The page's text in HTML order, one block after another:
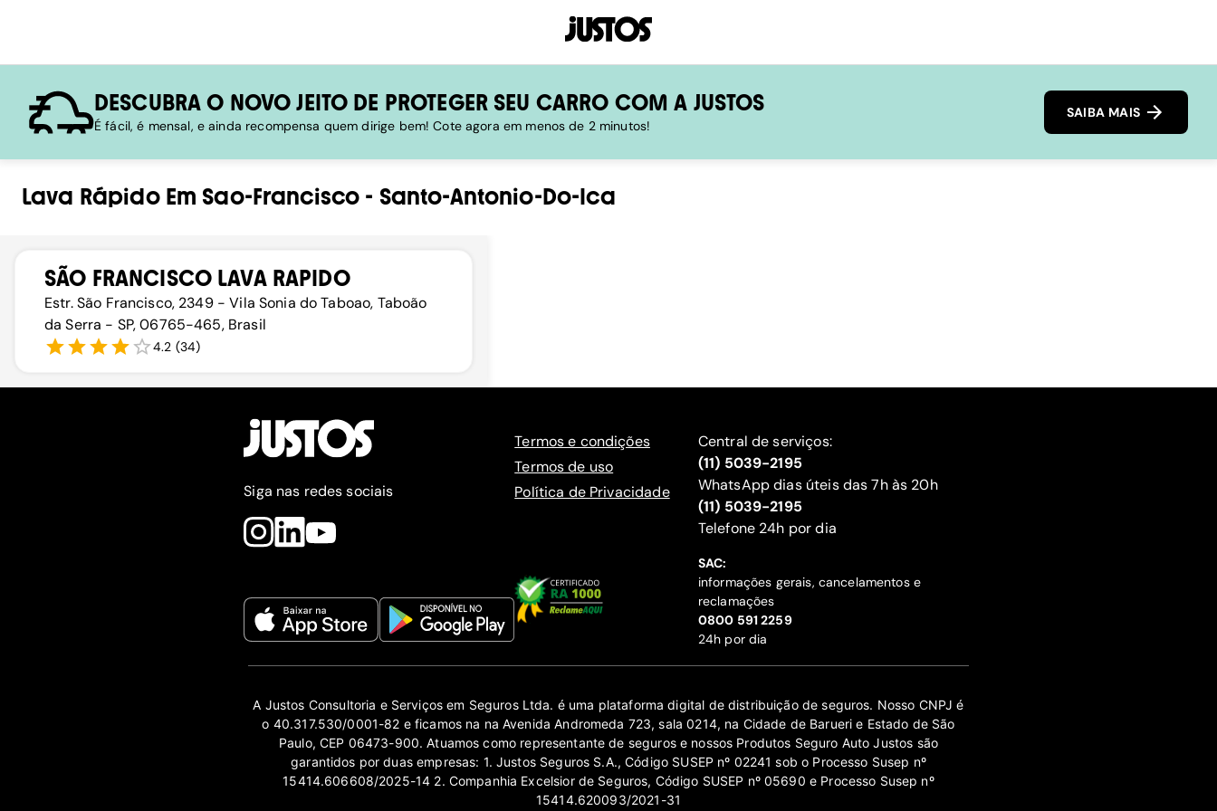
DESCUBRA O NOVO JEITO DE PROTEGER SEU CARRO COM A JUSTOS
É fácil, é mensal, e ainda recompensa quem dirige bem! Cote agora em menos de 2 minutos!
SAIBA MAIS
Lava RápidoEm Sao-Francisco - Santo-Antonio-Do-Ica
SÃO FRANCISCO LAVA RAPIDO
Estr. São Francisco, 2349 - Vila Sonia do Taboao, Taboão
da Serra - SP, 06765-465, Brasil
4.2 (34)
Siga nas redes sociais
Termos e condições
Termos de uso
Política de Privacidade
Central de serviços:
(11) 5039-2195
WhatsApp dias úteis das 7h às 20h
(11) 5039-2195
‍Telefone 24h por dia
SAC:
informações gerais, cancelamentos e
reclamações
‍0800 591 2259
24h por dia
A Justos Consultoria e Serviços em Seguros Ltda. é uma plataforma digital de distribuição de seguros. Nosso CNPJ é
o 40.317.530/0001-82 e ficamos na na Avenida Andromeda 723, sala 0214, na Cidade de Barueri e Estado de São
Paulo, CEP 06473-900. Atuamos como representante de seguros e nossos Produtos Seguro Auto Justos são
garantidos por duas empresas: 1. Justos Seguros S.A., Código SUSEP nº 02241 sob o Processo Susep nº
15414.606608/2025-14 2. Companhia Excelsior de Seguros, Código SUSEP nº 05690 e Processo Susep nº
15414.620093/2021-31